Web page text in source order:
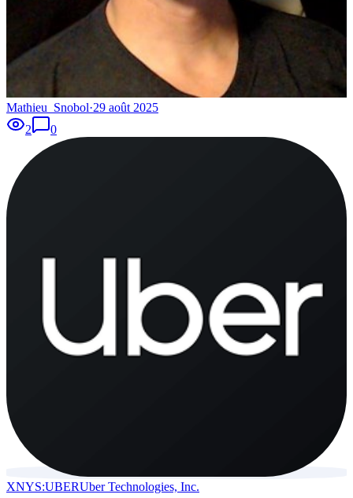
Mathieu_Snobol·29 août 2025
2
0
XNYS:UBERUber Technologies, Inc.